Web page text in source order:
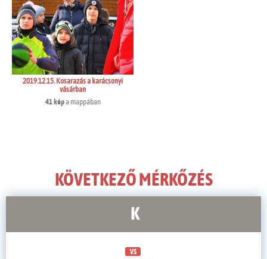
2019.12.15. Kosarazás a karácsonyi
vásárban
41 képa mappában
KÖVETKEZŐ MÉRKŐZÉS
K
VS